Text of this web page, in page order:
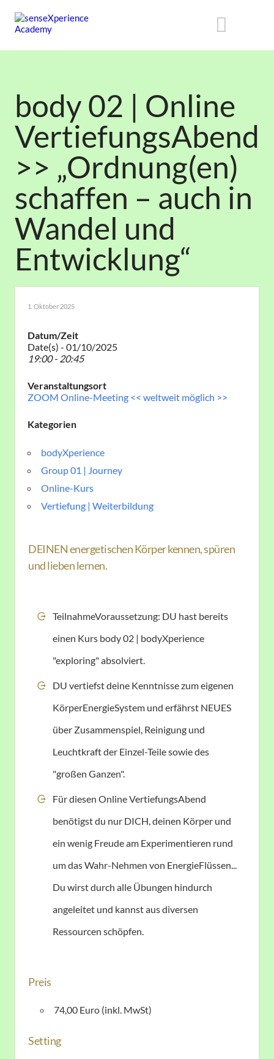
body 02 | Online
VertiefungsAbend
>> „Ordnung(en)
schaffen – auch in
Wandel und
Entwicklung“
1. Oktober 2025
Datum/Zeit
Date(s) - 01/10/2025
19:00 - 20:45
Veranstaltungsort
ZOOM Online-Meeting << weltweit möglich >>
Kategorien
bodyXperience
Group 01 | Journey
Online-Kurs
Vertiefung | Weiterbildung
DEINEN energetischen Körper kennen, spüren
und lieben lernen.
TeilnahmeVoraussetzung: DU hast bereits
einen Kurs body 02 | bodyXperience
"exploring" absolviert.
DU vertiefst deine Kenntnisse zum eigenen
KörperEnergieSystem und erfährst NEUES
über Zusammenspiel, Reinigung und
Leuchtkraft der Einzel-Teile sowie des
"großen Ganzen".
Für diesen Online VertiefungsAbend
benötigst du nur DICH, deinen Körper und
ein wenig Freude am Experimentieren rund
um das Wahr-Nehmen von EnergieFlüssen...
Du wirst durch alle Übungen hindurch
angeleitet und kannst aus diversen
Ressourcen schöpfen.
Preis
74,00 Euro (inkl. MwSt)
Setting